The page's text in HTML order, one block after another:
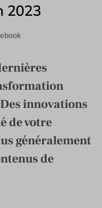
2023
innovations
de votre
généralement
de